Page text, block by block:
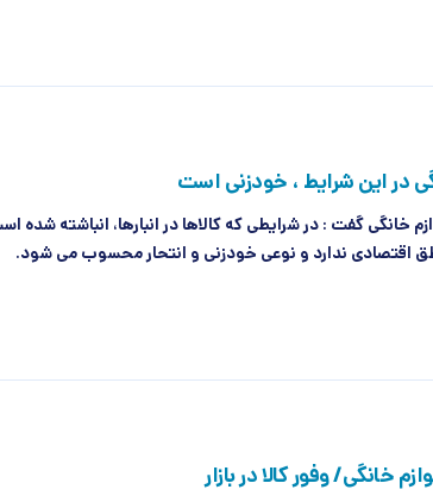
در این شرایط ، خودزنی است
خانگی گفت : در شرایطی که کالاها در انبارها، انباشته شده
اقتصادی ندارد و نوعی خودزنی و انتحار محسوب می شود.
خانگی/ وفور کالا در بازار